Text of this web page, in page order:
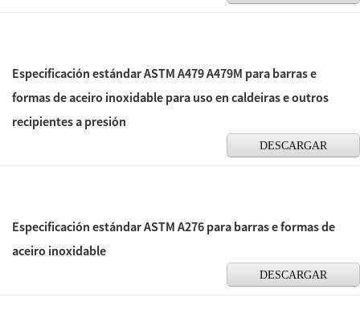
Especificación estándar ASTM A479 A479M para barras e
formas de aceiro inoxidable para uso en caldeiras e outros
recipientes a presión
DESCARGAR
Especificación estándar ASTM A276 para barras e formas de
aceiro inoxidable
DESCARGAR